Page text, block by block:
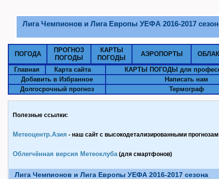
Лига Чемпионов и Лига Европы УЕФА 2016-2017
ПОГОДА
ПРОГНОЗ
ПОГОДЫ
КАРТЫ
ПОГОДЫ
АЭРОПОРТЫ
Главная Карта сайта
КАРТЫ ПОГОДЫ для
Добавить в Избранное
Написать нам
Долгосрочный прогноз
Термограф
Полезные ссылки:
Метеоцентр.Азия - наш сайт с высокодетализированными
Облегчённая версия Метеоклуба(для смартфонов)
Лига Чемпионов и Лига Европы УЕФА 2016-2017 сезона